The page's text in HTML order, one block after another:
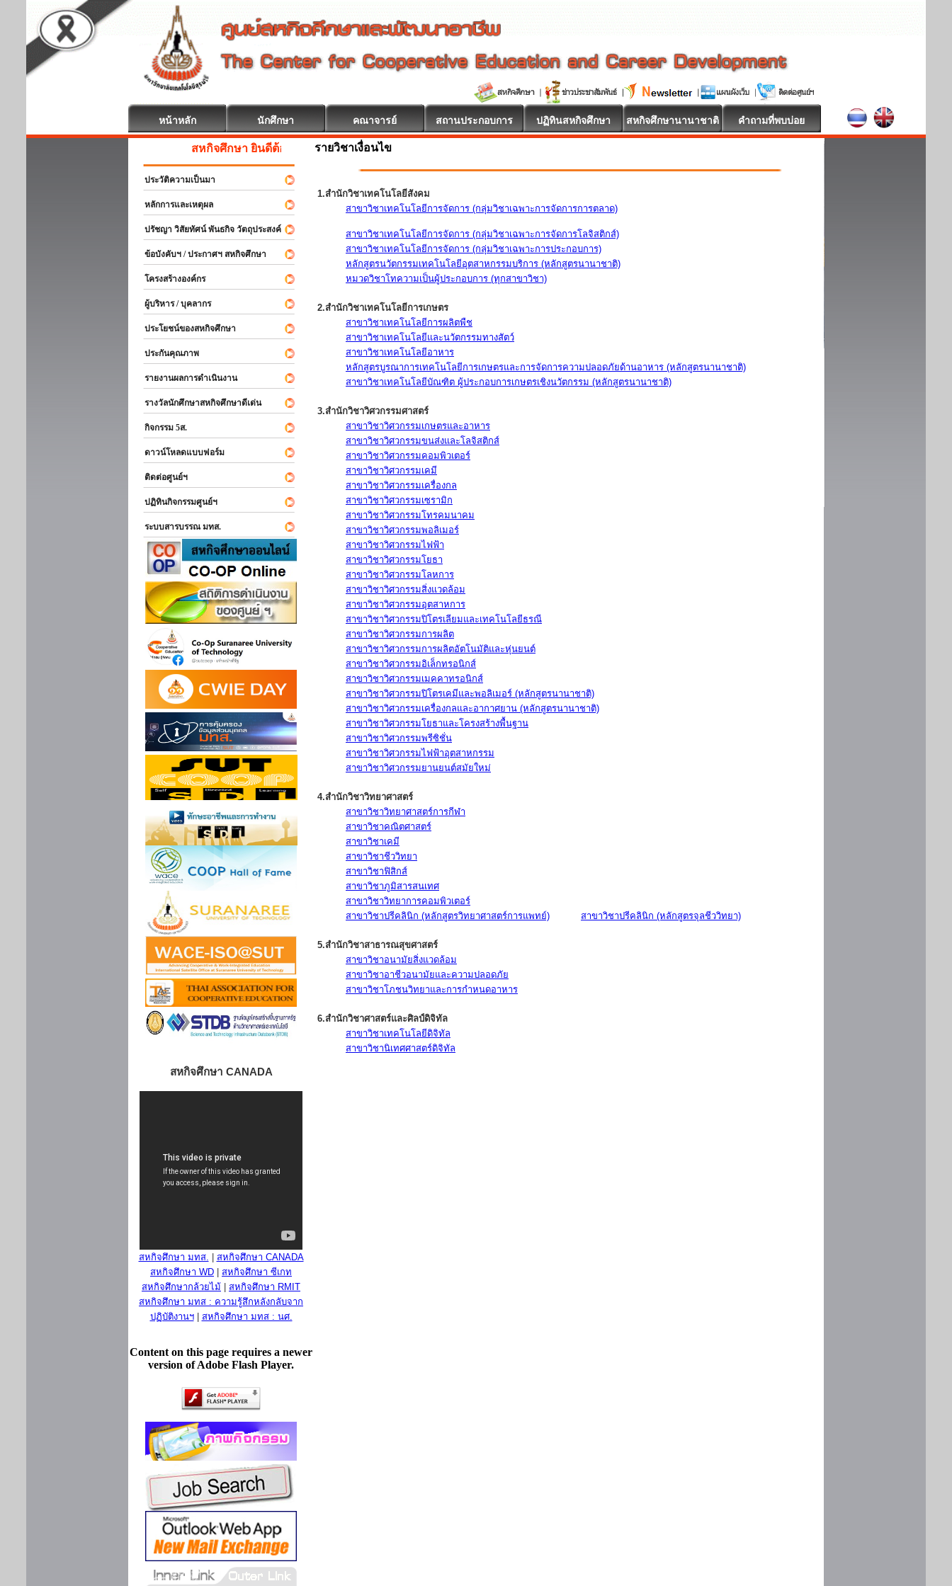
หน้าหลัก นักศึกษา คณาจารย์ สถานประกอบการ ปฏิทินสหกิจศึกษา สหกิจศึกษานานาชาติ คำถามที่พบบ่อย
สหกิจศึกษา ยินดีต้อนรับ
ประวัติความเป็นมา
หลักการและเหตุผล
ปรัชญา วิสัยทัศน์ พันธกิจ วัตถุประสงค์
ข้อบังคับฯ / ประกาศฯ สหกิจศึกษา
โครงสร้างองค์กร
ผู้บริหาร / บุคลากร
ประโยชน์ของสหกิจศึกษา
ประกันคุณภาพ
รายงานผลการดำเนินงาน
รางวัลนักศึกษาสหกิจศึกษาดีเด่น
กิจกรรม 5ส.
ดาวน์โหลดแบบฟอร์ม
ติดต่อศูนย์ฯ
ปฏิทินกิจกรรมศูนย์ฯ
ระบบสารบรรณ มทส.
สหกิจศึกษา CANADA
สหกิจศึกษา มทส.
สหกิจศึกษา CANADA
สหกิจศึกษา WD
สหกิจศึกษา ซีเกท
สหกิจศึกษากล้วยไม้
สหกิจศึกษา RMIT
สหกิจศึกษา มทส : ความรู้สึกหลังกลับจาก
ปฏิบัติงานฯ| สหกิจศึกษา มทส : นศ.
Content on this page requires a newer
version of Adobe Flash Player.
รายวิชาเงื่อนไข
1.สำนักวิชาเทคโนโลยีสังคม
สาขาวิชาเทคโนโลยีการจัดการ (กลุ่มวิชาเฉพาะการจัดการการตลาด)
สาขาวิชาเทคโนโลยีการจัดการ (กลุ่มวิชาเฉพาะการจัดการโลจิสติกส์)
สาขาวิชาเทคโนโลยีการจัดการ (กลุ่มวิชาเฉพาะการประกอบการ)
หลักสูตรนวัตกรรมเทคโนโลยีอุตสาหกรรมบริการ (หลักสูตรนานาชาติ)
หมวดวิชาโทความเป็นผู้ประกอบการ (ทุกสาขาวิชา)
2.สำนักวิชาเทคโนโลยีการเกษตร
สาขาวิชาเทคโนโลยีการผลิตพืช
สาขาวิชาเทคโนโลยีและนวัตกรรมทางสัตว์
สาขาวิชาเทคโนโลยีอาหาร
หลักสูตรบูรณาการเทคโนโลยีการเกษตรและการจัดการความปลอดภัยด้านอาหาร (หลักสูตรนานาชาติ)
สาขาวิชาเทคโนโลยีบัณฑิต ผู้ประกอบการเกษตรเชิงนวัตกรรม (หลักสูตรนานาชาติ)
3.สำนักวิชาวิศวกรรมศาสตร์
สาขาวิชาวิศวกรรมเกษตรและอาหาร
สาขาวิชาวิศวกรรมขนส่งและโลจิสติกส์
สาขาวิชาวิศวกรรมคอมพิวเตอร์
สาขาวิชาวิศวกรรมเคมี
สาขาวิชาวิศวกรรมเครื่องกล
สาขาวิชาวิศวกรรมเซรามิก
สาขาวิชาวิศวกรรมโทรคมนาคม
สาขาวิชาวิศวกรรมพอลิเมอร์
สาขาวิชาวิศวกรรมไฟฟ้า
สาขาวิชาวิศวกรรมโยธา
สาขาวิชาวิศวกรรมโลหการ
สาขาวิชาวิศวกรรมสิ่งแวดล้อม
สาขาวิชาวิศวกรรมอุตสาหการ
สาขาวิชาวิศวกรรมปิโตรเลียมและเทคโนโลยีธรณี
สาขาวิชาวิศวกรรมการผลิต
สาขาวิชาวิศวกรรมการผลิตอัตโนมัติและหุ่นยนต์
สาขาวิชาวิศวกรรมอิเล็กทรอนิกส์
สาขาวิชาวิศวกรรมเมคคาทรอนิกส์
สาขาวิชาวิศวกรรมปิโตรเคมีและพอลิเมอร์ (หลักสูตรนานาชาติ)
สาขาวิชาวิศวกรรมเครื่องกลและอากาศยาน (หลักสูตรนานาชาติ)
สาขาวิชาวิศวกรรมโยธาและโครงสร้างพื้นฐาน
สาขาวิชาวิศวกรรมพรีซิชั่น
สาขาวิชาวิศวกรรมไฟฟ้าอุตสาหกรรม
สาขาวิชาวิศวกรรมยานยนต์สมัยใหม่
4.สำนักวิชาวิทยาศาสตร์
สาขาวิชาวิทยาศาสตร์การกีฬา
สาขาวิชาคณิตศาสตร์
สาขาวิชาเคมี
สาขาวิชาชีววิทยา
สาขาวิชาฟิสิกส์
สาขาวิชาภูมิสารสนเทศ
สาขาวิชาวิทยาการคอมพิวเตอร์
สาขาวิชาปรีคลินิก (หลักสูตรวิทยาศาสตร์การแพทย์)
สาขาวิชาปรีคลินิก (หลักสูตรจุลชีววิทยา)
5.สำนักวิชาสาธารณสุขศาสตร์
สาขาวิชาอนามัยสิ่งแวดล้อม
สาขาวิชาอาชีวอนามัยและความปลอดภัย
สาขาวิชาโภชนวิทยาและการกำหนดอาหาร
6.สำนักวิชาศาสตร์และศิลป์ดิจิทัล
สาขาวิชาเทคโนโลยีดิจิทัล
สาขาวิชานิเทศศาสตร์ดิจิทัล